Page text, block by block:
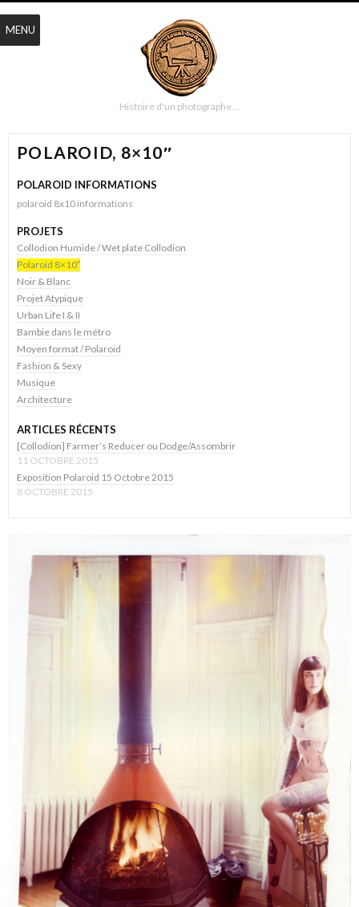
Histoire d'un photographe …
POLAROID, 8×10″
POLAROID INFORMATIONS
polaroid 8x10 informations
PROJETS
Collodion Humide / Wet plate Collodion
Polaroid 8×10″
Noir & Blanc
Projet Atypique
Urban Life I & II
Bambie dans le métro
Moyen format / Polaroid
Fashion & Sexy
Musique
Architecture
ARTICLES RÉCENTS
[Collodion] Farmer’s Reducer ou Dodge/Assombrir
11 OCTOBRE 2015
Exposition Polaroid 15 Octobre 2015
8 OCTOBRE 2015
MENU